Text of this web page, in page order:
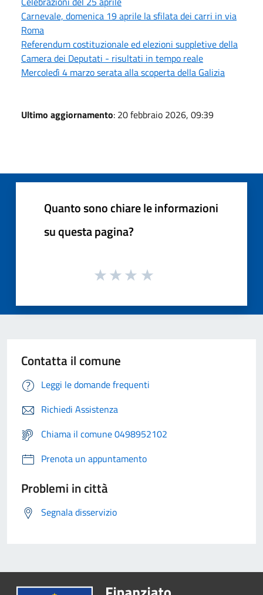
Carnevale, domenica 19 aprile la sfilata dei carri in via
Roma
Referendum costituzionale ed elezioni suppletive della
Camera dei Deputati - risultati in tempo reale
Mercoledì 4 marzo serata alla scoperta della Galizia
Ultimo aggiornamento: 20 febbraio 2026, 09:39
Quanto sono chiare le informazioni
su questa pagina?
Contatta il comune
Leggi le domande frequenti
Richiedi Assistenza
Chiama il comune 0498952102
Prenota un appuntamento
Problemi in città
Segnala disservizio